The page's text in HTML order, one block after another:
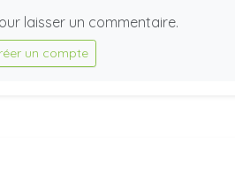
laisser un commentaire.
un compte